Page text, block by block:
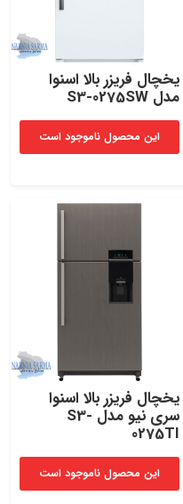
یخچال فریزر بالا اسنوا
مدل S3-0275SW
این محصول ناموجود است
یخچال فریزر بالا اسنوا
سری نیو مدل S3-
0275TI
این محصول ناموجود است